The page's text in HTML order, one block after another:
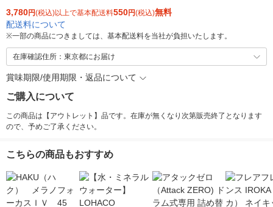
3,780円(税込)以上で基本配送料550円(税込)無料
配送料について
※一部の商品につきましては、基本配送料を当社が負担いたします。
在庫確認住所：東京都にお届け
賞味期限/使用期限・返品について
ご購入について
この商品は【アウトレット】品です。在庫が無くなり次第販売終了となります
ので、予めご了承ください。
こちらの商品もおすすめ